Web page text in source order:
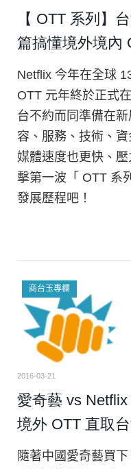
【 OTT 系列】
篇搞懂境外境內
Netflix 今年在全球
OTT 元年終於正式
台不約而同準備在
容、服務、技術、
媒體速度也更快、
擊第一波「 OTT 系
發展歷程吧！
商台玉專欄
2016-03-21
愛奇藝 vs
境外 OTT 直取
隨著中國愛奇藝買